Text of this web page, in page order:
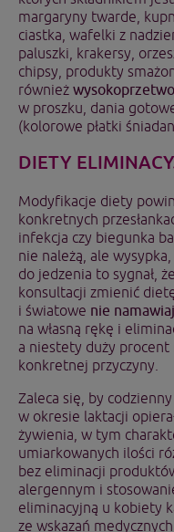
margaryny twarde,
ciastka, wafelki z
paluszki, krakersy,
chipsy, produkty
również
w proszku, dania
(kolorowe płatki
DIETY
Modyfikacje diety
konkretnych
infekcja czy biegunka
nie należą, ale
do jedzenia to sygnał,
konsultacji zmienić
i światowe nie
na własną rękę i
a niestety duży
konkretnej przyczyny.
Zaleca się, by
w okresie laktacji
żywienia, w tym
umiarkowanych ilości
bez eliminacji
alergennym i
eliminacyjną u kobiety
ze wskazań